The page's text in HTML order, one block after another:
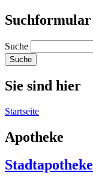
Suchformular
Suche
Sie sind hier
Startseite
Apotheke
Stadtapotheke